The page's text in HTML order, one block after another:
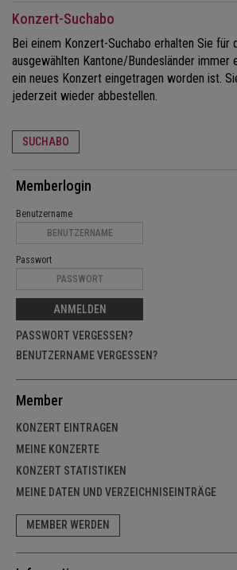
Konzert-Suchabo
Bei einem Konzert-Suchabo erhalten Sie für
ausgewählten Kantone/Bundesländer immer
ein neues Konzert eingetragen worden ist.
jederzeit wieder abbestellen.
SUCHABO
Memberlogin
Benutzername
Passwort
ANMELDEN
PASSWORT VERGESSEN?
BENUTZERNAME VERGESSEN?
Member
KONZERT EINTRAGEN
MEINE KONZERTE
KONZERT STATISTIKEN
MEINE DATEN UND VERZEICHNISEINTRÄGE
MEMBER WERDEN